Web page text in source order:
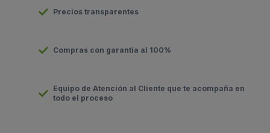
Precios transparentes
Compras con garantía al 100%
Equipo de Atención al Cliente que te acompaña en
todo el proceso